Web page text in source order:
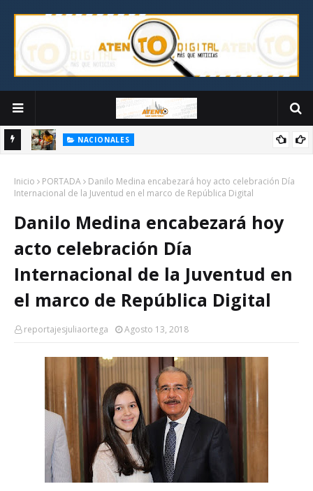
NACIONALES
Todos" en San Juan de la Maguana
Inicio PORTADA
Danilo Medina encabezará hoy acto celebración Día
Internacional de la Juventud en el marco de República Digital
Danilo Medina encabezará hoy
acto celebración Día
Internacional de la Juventud en
el marco de República Digital
reportajesjuliaortega Agosto 13, 2018